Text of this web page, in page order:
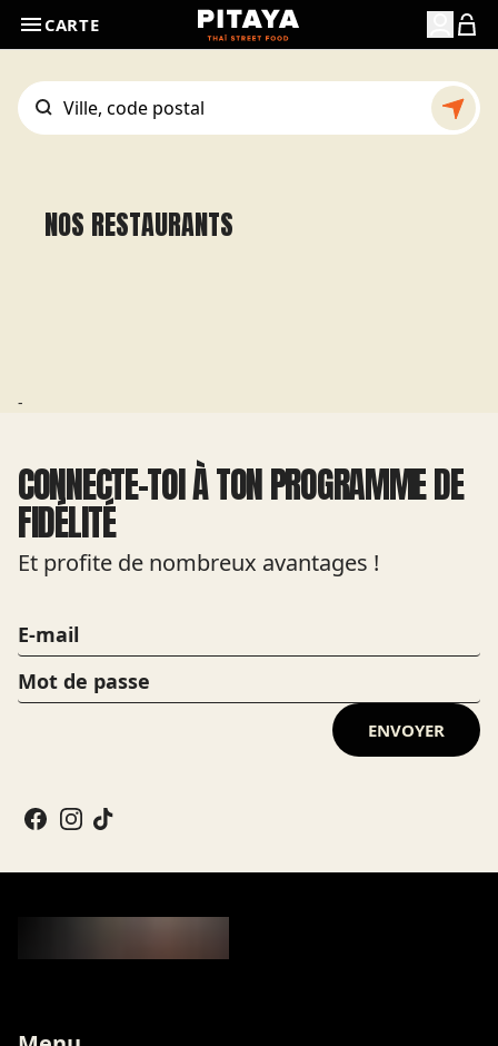
CARTE
NOS RESTAURANTS
-
CONNECTE-TOI À TON PROGRAMME DE
FIDÉLITÉ
Et profite de nombreux avantages !
ENVOYER